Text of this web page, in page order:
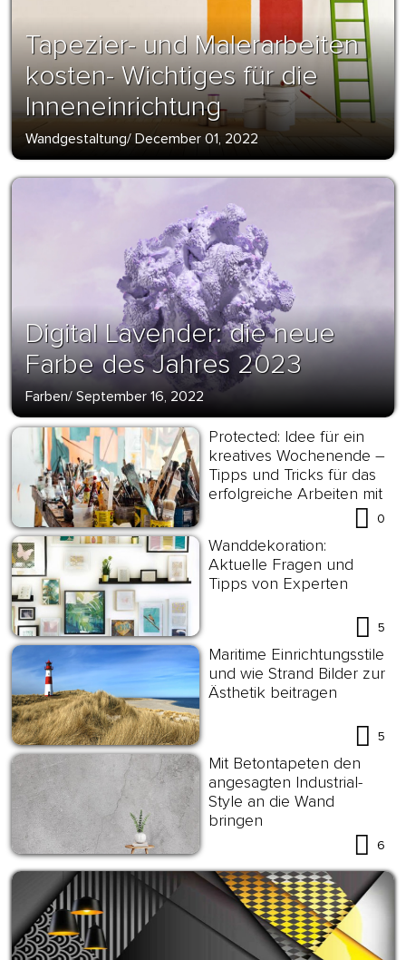
Tapezier- und Malerarbeiten
kosten- Wichtiges für die
Inneneinrichtung
Wandgestaltung/ December 01, 2022
Digital Lavender: die neue
Farbe des Jahres 2023
Farben/ September 16, 2022
Protected: Idee für ein
kreatives Wochenende –
Tipps und Tricks für das
erfolgreiche Arbeiten mit
0
Wanddekoration:
Aktuelle Fragen und
Tipps von Experten
5
Maritime Einrichtungsstile
und wie Strand Bilder zur
Ästhetik beitragen
5
Mit Betontapeten den
angesagten Industrial-
Style an die Wand
bringen
6